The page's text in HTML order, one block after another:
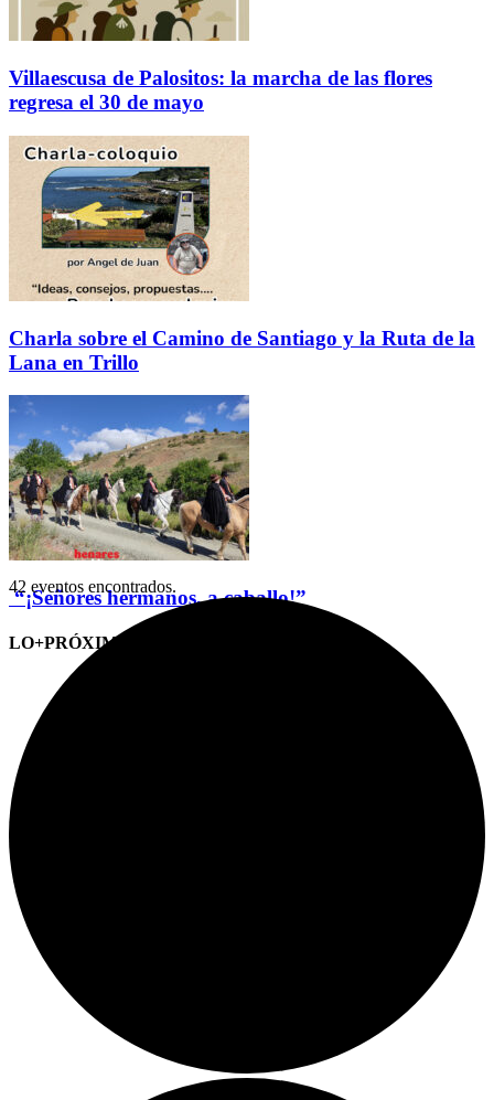
Villaescusa de Palositos: la marcha de las flores
regresa el 30 de mayo
Charla sobre el Camino de Santiago y la Ruta de la
Lana en Trillo
“¡Señores hermanos, a caballo!”
LO+PRÓXIMO (CITAS)
42 eventos encontrados.